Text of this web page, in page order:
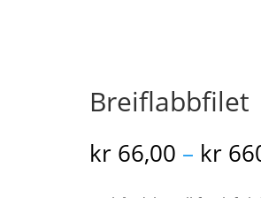
Breiflabbfilet
kr66,00 – kr